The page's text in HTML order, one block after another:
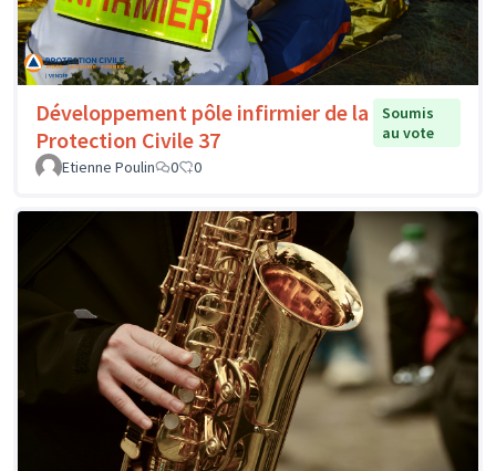
Développement pôle infirmier de la
Protection Civile 37
Soumis
au vote
Etienne Poulin
0 0